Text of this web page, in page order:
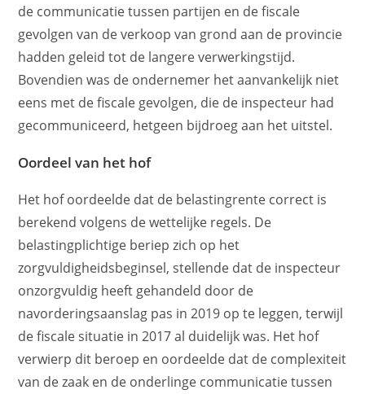
de communicatie tussen partijen en de fiscale
gevolgen van de verkoop van grond aan de provincie
hadden geleid tot de langere verwerkingstijd.
Bovendien was de ondernemer het aanvankelijk niet
eens met de fiscale gevolgen, die de inspecteur had
gecommuniceerd, hetgeen bijdroeg aan het uitstel.
Oordeel van het hof
Het hof oordeelde dat de belastingrente correct is
berekend volgens de wettelijke regels. De
belastingplichtige beriep zich op het
zorgvuldigheidsbeginsel, stellende dat de inspecteur
onzorgvuldig heeft gehandeld door de
navorderingsaanslag pas in 2019 op te leggen, terwijl
de fiscale situatie in 2017 al duidelijk was. Het hof
verwierp dit beroep en oordeelde dat de complexiteit
van de zaak en de onderlinge communicatie tussen